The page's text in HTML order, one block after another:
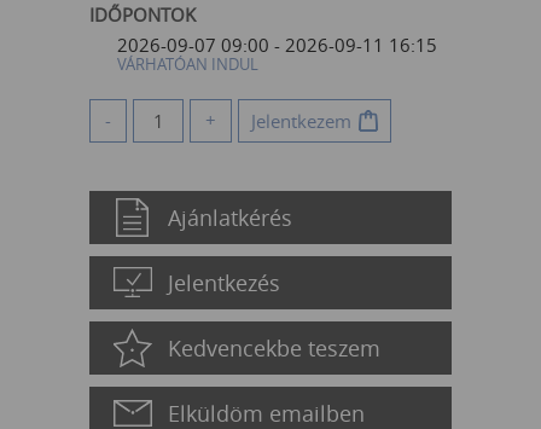
IDŐPONTOK
2026-09-07 09:00 - 2026-09-11 16:15
VÁRHATÓAN INDUL
- + Jelentkezem
Ajánlatkérés
Jelentkezés
Kedvencekbe teszem
Elküldöm emailben